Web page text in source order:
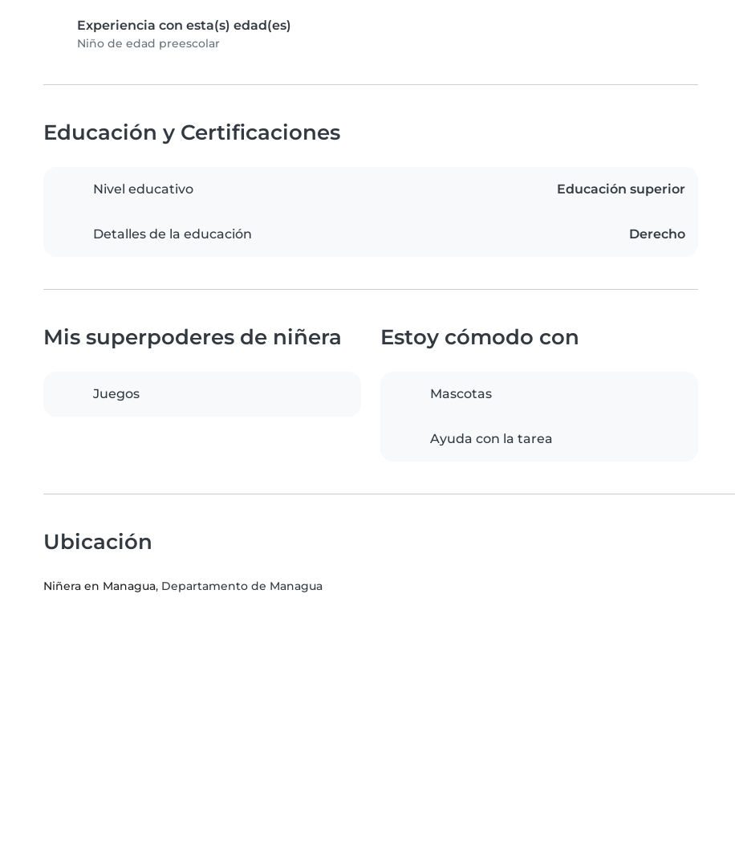
Experiencia con esta(s) edad(es)
Niño de edad preescolar
Educación y Certificaciones
Nivel educativo Educación superior
Detalles de la educación Derecho
Mis superpoderes de niñera
Juegos
Estoy cómodo con
Mascotas
Ayuda con la tarea
Ubicación
Niñera en Managua, Departamento de Managua